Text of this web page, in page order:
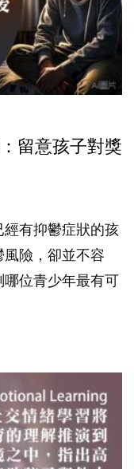
留意孩子對獎
有抑鬱症狀的孩
險，卻並不容
位青少年最有可